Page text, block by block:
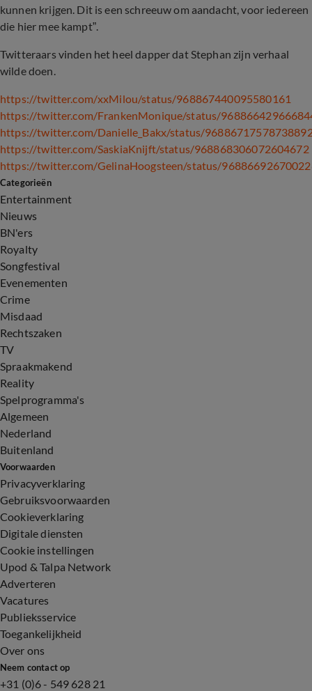
kunnen krijgen. Dit is een schreeuw om aandacht, voor iedereen
die hier mee kampt”.
Twitteraars vinden het heel dapper dat Stephan zijn verhaal
wilde doen.
https://twitter.com/xxMilou/status/968867440095580161
https://twitter.com/FrankenMonique/status/
https://twitter.com/Danielle_Bakx/status/
https://twitter.com/SaskiaKnijft/status/968868306072604672
https://twitter.com/GelinaHoogsteen/status/
Categorieën
Entertainment
Nieuws
BN'ers
Royalty
Songfestival
Evenementen
Crime
Misdaad
Rechtszaken
TV
Spraakmakend
Reality
Spelprogramma's
Algemeen
Nederland
Buitenland
Voorwaarden
Privacyverklaring
Gebruiksvoorwaarden
Cookieverklaring
Digitale diensten
Cookie instellingen
Upod & Talpa Network
Adverteren
Vacatures
Publieksservice
Toegankelijkheid
Over ons
Neem contact op
+31 (0)6 - 549 628 21